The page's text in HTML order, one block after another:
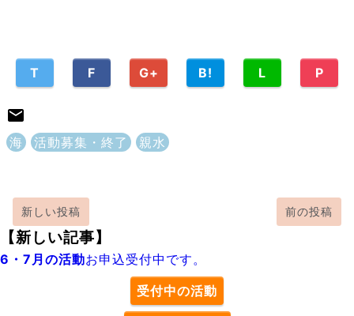
T F G+ B! L P
海 活動募集・終了 親水
新しい投稿 前の投稿
【新しい記事】
6・7月の活動お申込受付中です。
受付中の活動